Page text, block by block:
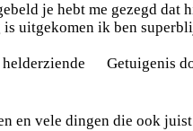
je hebt me gezegd dat
uitgekomen ik ben
Getuigenis
en vele dingen die ook